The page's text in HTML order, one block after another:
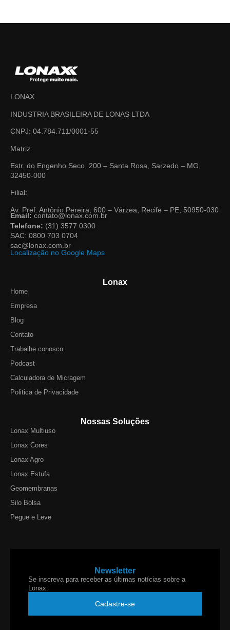
LONAX
INDUSTRIA BRASILEIRA DE LONAS LTDA
CNPJ: 04.784.711/0001-55
Matriz:
Estr. do Engenho Seco, 200 – Santa Rosa, Sarzedo – MG,
32450-000
Filial:
Av. Pref. Antônio Pereira, 600 – Várzea, Recife – PE, 50950-030
Email: contato@lonax.com.br
Telefone: (31) 3577 0300
SAC: 0800 703 0704
sac@lonax.com.br
Localização no Google Maps
Lonax
Home
Empresa
Blog
Contato
Trabalhe conosco
Podcast
Calculadora de Micragem
Politica de Privacidade
Nossas Soluções
Lonax Multiuso
Lonax Cores
Lonax Agro
Lonax Estufa
Geomembranas
Silo Bolsa
Pegue e Leve
Newsletter
Se inscreva para receber as últimas notícias sobre a
Lonax.
Cadastre-se